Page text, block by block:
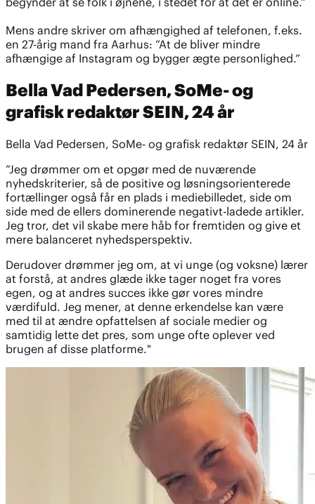
Mens andre skriver om afhængighed af telefonen, f.eks.
en 27-årig mand fra Aarhus: ”At de bliver mindre
afhængige af Instagram og bygger ægte personlighed.”
Bella Vad Pedersen, SoMe- og
grafisk redaktør SEIN, 24 år
Bella Vad Pedersen, SoMe- og grafisk redaktør SEIN, 24 år
”Jeg drømmer om et opgør med de nuværende
nyhedskriterier, så de positive og løsningsorienterede
fortællinger også får en plads i mediebilledet, side om
side med de ellers dominerende negativt-ladede artikler.
Jeg tror, det vil skabe mere håb for fremtiden og give et
mere balanceret nyhedsperspektiv.
Derudover drømmer jeg om, at vi unge (og voksne) lærer
at forstå, at andres glæde ikke tager noget fra vores
egen, og at andres succes ikke gør vores mindre
værdifuld. Jeg mener, at denne erkendelse kan være
med til at ændre opfattelsen af sociale medier og
samtidig lette det pres, som unge ofte oplever ved
brugen af disse platforme."